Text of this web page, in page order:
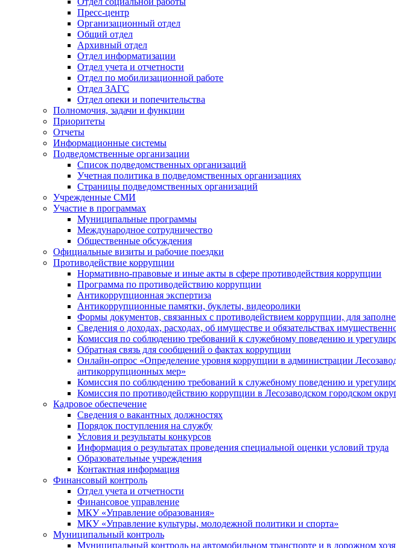
Пресс-центр
Организационный отдел
Общий отдел
Архивный отдел
Отдел информатизации
Отдел учета и отчетности
Отдел по мобилизационной работе
Отдел ЗАГС
Отдел опеки и попечительства
Полномочия, задачи и функции
Приоритеты
Отчеты
Информационные системы
Подведомственные организации
Список подведомственных организаций
Учетная политика в подведомственных организациях
Страницы подведомственных организаций
Учрежденные СМИ
Участие в программах
Муниципальные программы
Международное сотрудничество
Общественные обсуждения
Официальные визиты и рабочие поездки
Противодействие коррупции
Нормативно-правовые и иные акты в сфере противодействия коррупции
Программа по противодействию коррупции
Антикоррупционная экспертиза
Антикоррупционные памятки, буклеты, видеоролики
Формы документов, связанных с противодействием коррупции, для
Сведения о доходах, расходах, об имуществе и обязательствах
Комиссия по соблюдению требований к служебному поведению и
Обратная связь для сообщений о фактах коррупции
Онлайн-опрос «Определение уровня коррупции в администрации
антикоррупционных мер»
Комиссия по соблюдению требований к служебному поведению и
Комиссия по противодействию коррупции в Лесозаводском городском
Кадровое обеспечение
Сведения о вакантных должностях
Порядок поступления на службу
Условия и результаты конкурсов
Информация о результатах проведения специальной оценки условий труда
Образовательные учреждения
Контактная информация
Финансовый контроль
Отдел учета и отчетности
Финансовое управление
МКУ «Управление образования»
МКУ «Управление культуры, молодежной политики и спорта»
Муниципальный контроль
Муниципальный контроль на автомобильном транспорте и в дорожном